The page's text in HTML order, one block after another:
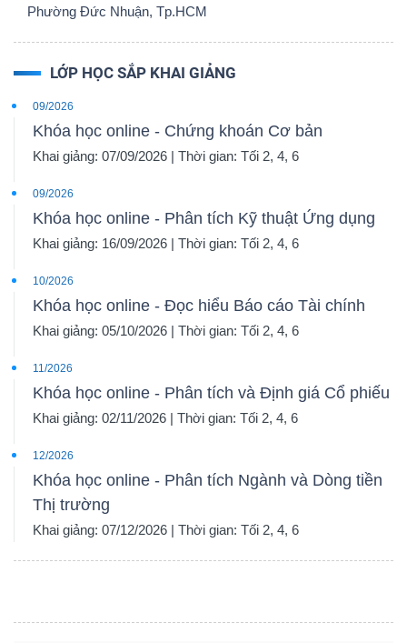
Phường Đức Nhuận, Tp.HCM
LỚP HỌC SẮP KHAI GIẢNG
09/2026
Khóa học online - Chứng khoán Cơ bản
Khai giảng: 07/09/2026 | Thời gian: Tối 2, 4, 6
09/2026
Khóa học online - Phân tích Kỹ thuật Ứng dụng
Khai giảng: 16/09/2026 | Thời gian: Tối 2, 4, 6
10/2026
Khóa học online - Đọc hiểu Báo cáo Tài chính
Khai giảng: 05/10/2026 | Thời gian: Tối 2, 4, 6
11/2026
Khóa học online - Phân tích và Định giá Cổ phiếu
Khai giảng: 02/11/2026 | Thời gian: Tối 2, 4, 6
12/2026
Khóa học online - Phân tích Ngành và Dòng tiền
Thị trường
Khai giảng: 07/12/2026 | Thời gian: Tối 2, 4, 6